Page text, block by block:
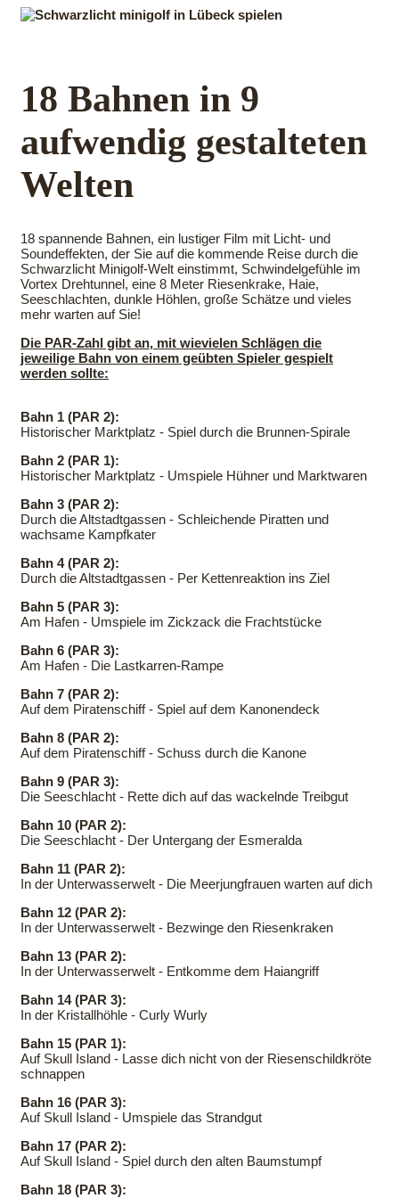
18 Bahnen in 9
aufwendig gestalteten
Welten
18 spannende Bahnen, ein lustiger Film mit Licht- und
Soundeffekten, der Sie auf die kommende Reise durch die
Schwarzlicht Minigolf-Welt einstimmt, Schwindelgefühle im
Vortex Drehtunnel, eine 8 Meter Riesenkrake, Haie,
Seeschlachten, dunkle Höhlen, große Schätze und vieles
mehr warten auf Sie!
Die PAR-Zahl gibt an, mit wievielen Schlägen die
jeweilige Bahn von einem geübten Spieler gespielt
werden sollte:
Bahn 1 (PAR 2):
Historischer Marktplatz - Spiel durch die Brunnen-Spirale
Bahn 2 (PAR 1):
Historischer Marktplatz - Umspiele Hühner und Marktwaren
Bahn 3 (PAR 2):
Durch die Altstadtgassen - Schleichende Piratten und
wachsame Kampfkater
Bahn 4 (PAR 2):
Durch die Altstadtgassen - Per Kettenreaktion ins Ziel
Bahn 5 (PAR 3):
Am Hafen - Umspiele im Zickzack die Frachtstücke
Bahn 6 (PAR 3):
Am Hafen - Die Lastkarren-Rampe
Bahn 7 (PAR 2):
Auf dem Piratenschiff - Spiel auf dem Kanonendeck
Bahn 8 (PAR 2):
Auf dem Piratenschiff - Schuss durch die Kanone
Bahn 9 (PAR 3):
Die Seeschlacht - Rette dich auf das wackelnde Treibgut
Bahn 10 (PAR 2):
Die Seeschlacht - Der Untergang der Esmeralda
Bahn 11 (PAR 2):
In der Unterwasserwelt - Die Meerjungfrauen warten auf dich
Bahn 12 (PAR 2):
In der Unterwasserwelt - Bezwinge den Riesenkraken
Bahn 13 (PAR 2):
In der Unterwasserwelt - Entkomme dem Haiangriff
Bahn 14 (PAR 3):
In der Kristallhöhle - Curly Wurly
Bahn 15 (PAR 1):
Auf Skull Island - Lasse dich nicht von der Riesenschildkröte
schnappen
Bahn 16 (PAR 3):
Auf Skull Island - Umspiele das Strandgut
Bahn 17 (PAR 2):
Auf Skull Island - Spiel durch den alten Baumstumpf
Bahn 18 (PAR 3):